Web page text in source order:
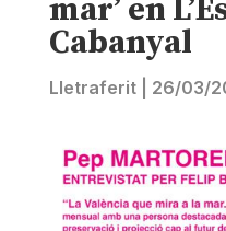
mar’ en
Cabanyal
Lletraferit| 26/03/